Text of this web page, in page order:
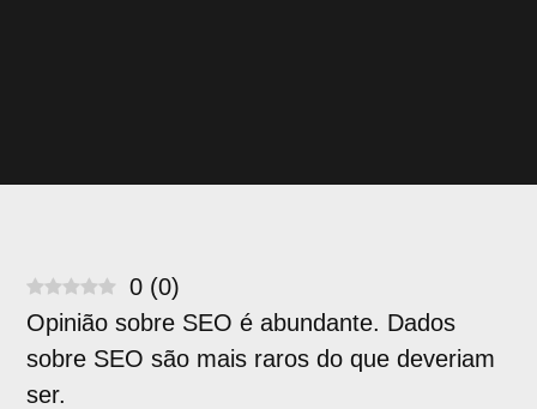
0 (0)
Opinião sobre SEO é abundante. Dados
sobre SEO são mais raros do que deveriam
ser.